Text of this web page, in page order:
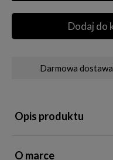
Dodaj do
Darmowa
Opis produktu
O marce